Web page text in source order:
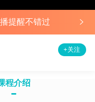
提醒不错过
+关注
程介绍